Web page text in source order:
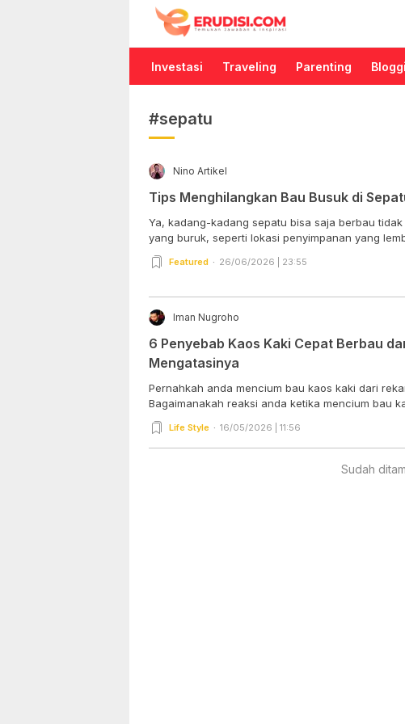
Erudisi
Temukan Jawaban dan Inspirasi
Investasi Traveling Parenting
#sepatu
Nino Artikel
Tips Menghilangkan Bau Busuk di
Ya, kadang-kadang sepatu bisa saja berbau tidak
yang buruk, seperti lokasi penyimpanan yang
Featured 26/06/2026 | 23:55
Iman Nugroho
6 Penyebab Kaos Kaki Cepat Berbau
Mengatasinya
Pernahkah anda mencium bau kaos kaki dari
Bagaimanakah reaksi anda ketika mencium bau
Life Style 16/05/2026 | 11:56
Sudah